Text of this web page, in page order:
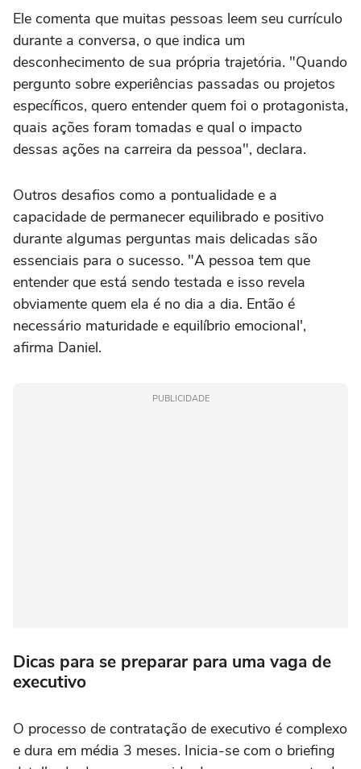
Ele comenta que muitas pessoas leem seu currículo
durante a conversa, o que indica um
desconhecimento de sua própria trajetória. "Quando
pergunto sobre experiências passadas ou projetos
específicos, quero entender quem foi o protagonista,
quais ações foram tomadas e qual o impacto
dessas ações na carreira da pessoa", declara.
Outros desafios como a pontualidade e a
capacidade de permanecer equilibrado e positivo
durante algumas perguntas mais delicadas são
essenciais para o sucesso. "A pessoa tem que
entender que está sendo testada e isso revela
obviamente quem ela é no dia a dia. Então é
necessário maturidade e equilíbrio emocional',
afirma Daniel.
PUBLICIDADE
Dicas para se preparar para uma vaga de
executivo
O processo de contratação de executivo é complexo
e dura em média 3 meses. Inicia-se com o briefing